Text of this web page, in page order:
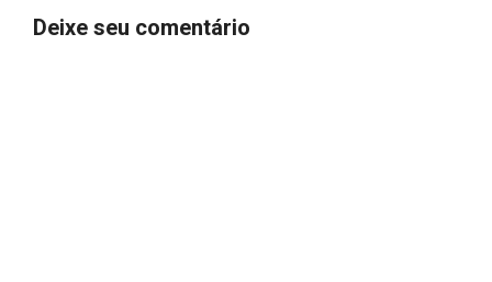
Deixe seu comentário